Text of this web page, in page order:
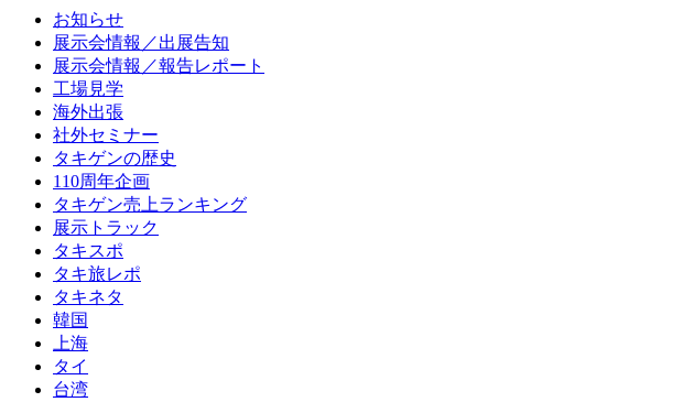
お知らせ
展示会情報／出展告知
展示会情報／報告レポート
工場見学
海外出張
社外セミナー
タキゲンの歴史
110周年企画
タキゲン売上ランキング
展示トラック
タキスポ
タキ旅レポ
タキネタ
韓国
上海
タイ
台湾